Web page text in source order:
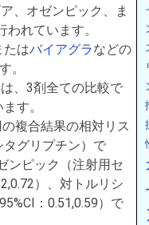
、オゼンピック、ま
れています。
たはバイアグラなどの
。
、3剤全ての比較で
す。
複合結果の相対リス
タグリプチン）で
ンピック（注射用セ
）、対トルリシ
：0.51,0.59）で